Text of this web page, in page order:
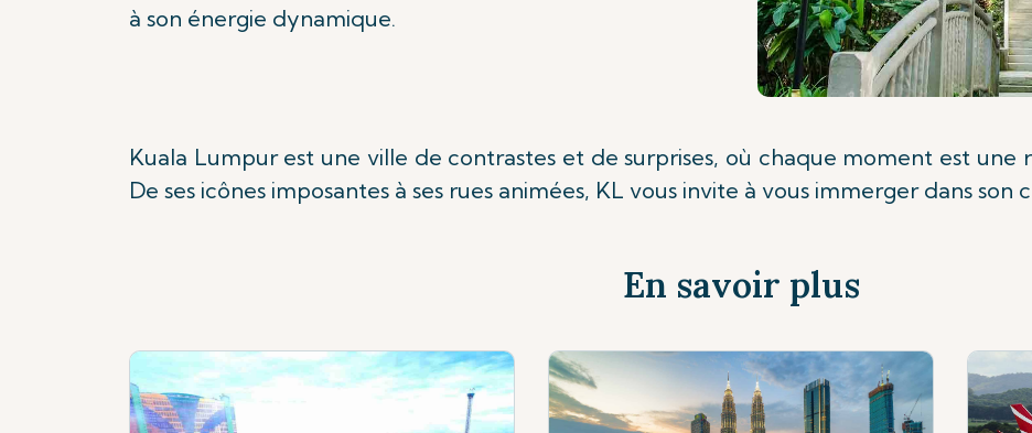
à son énergie dynamique.
Kuala Lumpur est une ville de contrastes et de surprises, où chaque moment est
De ses icônes imposantes à ses rues animées, KL vous invite à vous immerger dans son
En savoir plus